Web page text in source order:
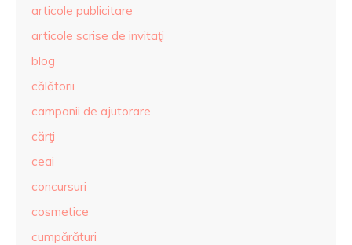
articole publicitare
articole scrise de invitaţi
blog
călătorii
campanii de ajutorare
cărţi
ceai
concursuri
cosmetice
cumpărături